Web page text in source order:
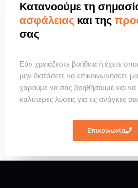
Κατανοούμε τη
ασφάλειας και της
σας
Εάν χρειάζεστε βοήθεια ή έχετε
μην διστάσετε να επικοινωνήσετε
χαρούμε να σας βοηθήσουμε και να
καλύτερες λύσεις για τις ανάγκες
Επικοινωνία